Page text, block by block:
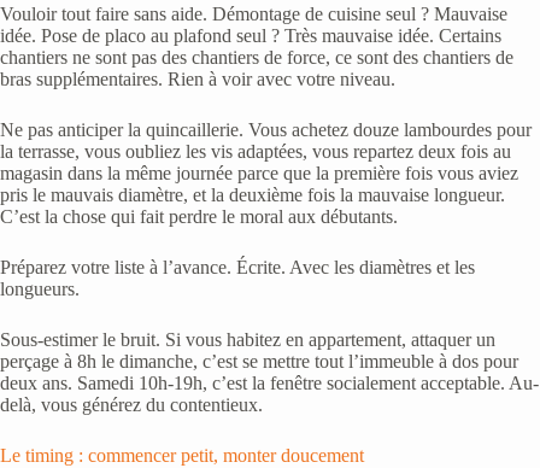
Vouloir tout faire sans aide. Démontage de cuisine seul ? Mauvaise
idée. Pose de placo au plafond seul ? Très mauvaise idée. Certains
chantiers ne sont pas des chantiers de force, ce sont des chantiers de
bras supplémentaires. Rien à voir avec votre niveau.
Ne pas anticiper la quincaillerie. Vous achetez douze lambourdes pour
la terrasse, vous oubliez les vis adaptées, vous repartez deux fois au
magasin dans la même journée parce que la première fois vous aviez
pris le mauvais diamètre, et la deuxième fois la mauvaise longueur.
C’est la chose qui fait perdre le moral aux débutants.
Préparez votre liste à l’avance. Écrite. Avec les diamètres et les
longueurs.
Sous-estimer le bruit. Si vous habitez en appartement, attaquer un
perçage à 8h le dimanche, c’est se mettre tout l’immeuble à dos pour
deux ans. Samedi 10h-19h, c’est la fenêtre socialement acceptable. Au-
delà, vous générez du contentieux.
Le timing : commencer petit, monter doucement